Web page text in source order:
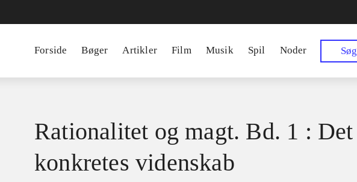
Forside Bøger Artikler Film Musik Spil Noder Søg
Rationalitet og magt. Bd. 1 : Det
konkretes videnskab